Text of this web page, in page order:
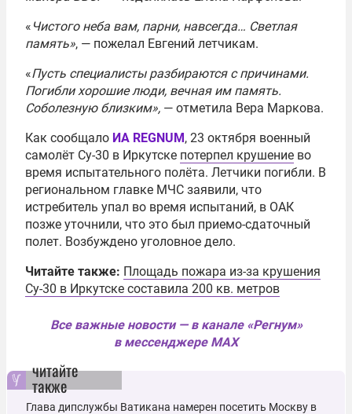
« Чистого неба вам, парни, навсегда… Светлая
память», — пожелал Евгений летчикам.
«Пусть специалисты разбираются с причинами.
Погибли хорошие люди, вечная им память.
Соболезную близким», — отметила Вера Маркова.
Как сообщало ИА REGNUM, 23 октября военный
самолёт Су-30 в Иркутске потерпел крушение во
время испытательного полёта. Летчики погибли. В
региональном главке МЧС заявили, что
истребитель упал во время испытаний, в ОАК
позже уточнили, что это был приемо-сдаточный
полет. Возбуждено уголовное дело.
Читайте также: Площадь пожара из-за крушения
Су-30 в Иркутске составила 200 кв. метров
Все важные новости — в канале «Регнум»
в мессенджере MAX
читайте
также
Глава дипслужбы Ватикана намерен посетить Москву в